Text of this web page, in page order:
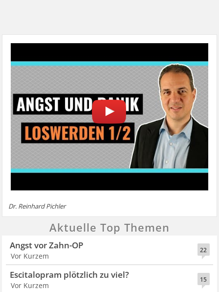
Dr. Reinhard Pichler
Aktuelle Top Themen
22
Angst vor Zahn-OP
Vor Kurzem
15
Escitalopram plötzlich zu viel?
Vor Kurzem